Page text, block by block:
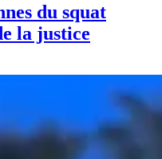
du squat
la justice